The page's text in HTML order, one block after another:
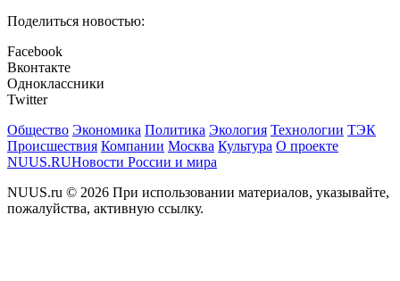
Поделиться новостью:
Facebook
Вконтакте
Одноклассники
Twitter
Общество Экономика Политика Экология Технологии ТЭК
Происшествия Компании Москва Культура О проекте
NUUS.RUНовости России и мира
NUUS.ru © 2026 При использовании материалов, указывайте,
пожалуйства, активную ссылку.